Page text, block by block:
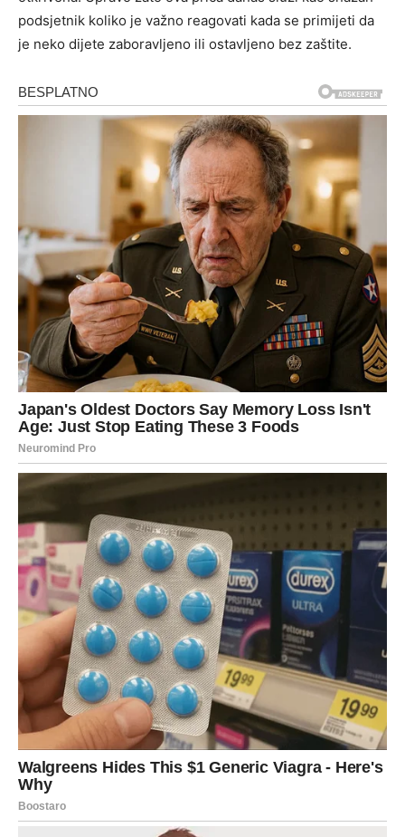
podsjetnik koliko je važno reagovati kada se primijeti da
je neko dijete zaboravljeno ili ostavljeno bez zaštite.